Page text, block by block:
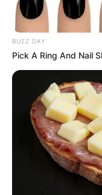
BUZZ DAY
Pick A Ring And Nail